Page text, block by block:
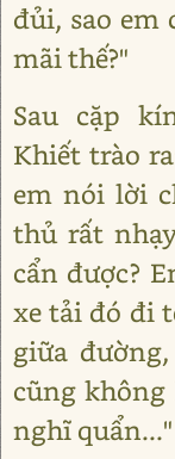
đủi, sao em
mãi thế?"
Sau cặp
Khiết trào
em nói lời
thủ rất
cẩn được?
xe tải đó đi
giữa
cũng
nghĩ quẩn..."